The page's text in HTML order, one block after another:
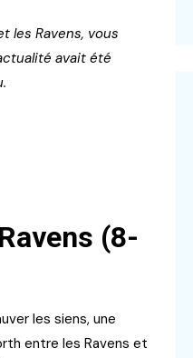
les Ravens, vous
avait été
(8-
les siens, une
entre les Ravens et